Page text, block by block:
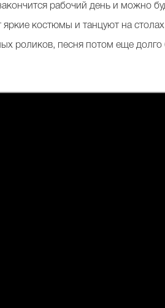
рабочий день и можно
костюмы и танцуют на
роликов, песня потом еще долго